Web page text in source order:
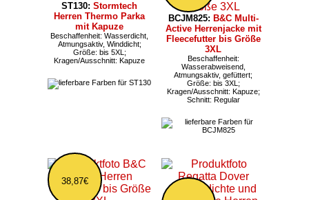
ST130: Stormtech
Herren Thermo Parka
mit Kapuze
Beschaffenheit: Wasserdicht,
Atmungsaktiv, Winddicht;
Größe: bis 5XL;
Kragen/Ausschnitt: Kapuze
BCJM825: B&C Multi-
Active Herrenjacke mit
Fleecefutter bis Größe
3XL
Beschaffenheit:
Wasserabweisend,
Atmungsaktiv, gefüttert;
Größe: bis 3XL;
Kragen/Ausschnitt: Kapuze;
Schnitt: Regular
38,87€